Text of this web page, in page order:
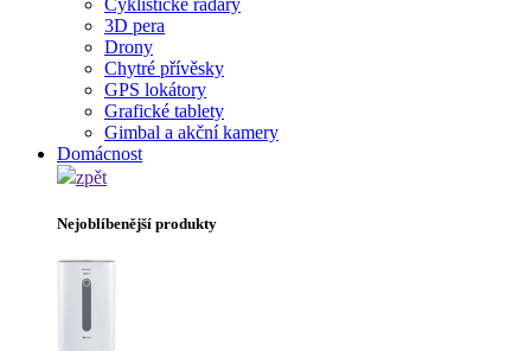
3D pera
Drony
Chytré přívěsky
GPS lokátory
Grafické tablety
Gimbal a akční kamery
Domácnost
zpět
Nejoblíbenější produkty